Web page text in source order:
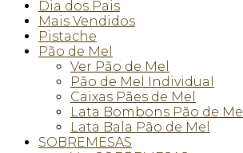
Dia dos Pais
Mais Vendidos
Pistache
Pão de Mel
Ver Pão de Mel
Pão de Mel Individual
Caixas Pães de Mel
Lata Bombons Pão de Mel
Lata Bala Pão de Mel
SOBREMESAS